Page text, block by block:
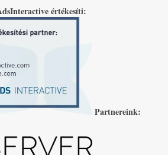
értékesíti:
Partnereink: